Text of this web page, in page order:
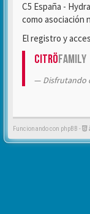
C5 España -
como asociación
El registro y
CitröFamily
Disfrutando
Funcionando con phpBB -